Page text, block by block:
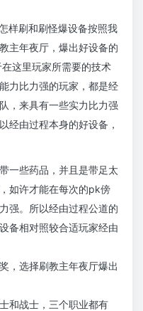
样刷和刷怪爆设备按照我
主年夜厅，爆出好设备的
这里玩家所需要的技术
力比力强的玩家，都是经
，来具有一些实力比力强
经由过程本身的好设备，
一些药品，并且是带足太
如许才能在每次的pk傍
强。所以经由过程公道的
备相对照较合适玩家经由
，选择刷教主年夜厅爆出
和战士，三个职业都有